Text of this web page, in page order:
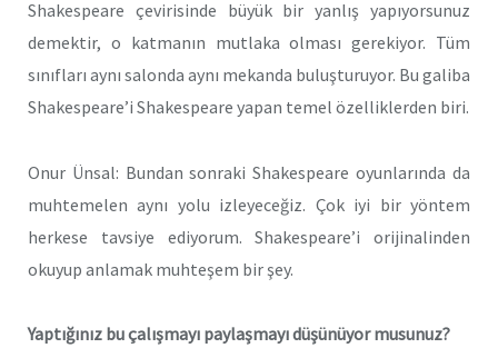
Shakespeare çevirisinde büyük bir yanlış yapıyorsunuz
demektir, o katmanın mutlaka olması gerekiyor. Tüm
sınıfları aynı salonda aynı mekanda buluşturuyor. Bu galiba
Shakespeare’i Shakespeare yapan temel özelliklerden biri.
Onur Ünsal: Bundan sonraki Shakespeare oyunlarında da
muhtemelen aynı yolu izleyeceğiz. Çok iyi bir yöntem
herkese tavsiye ediyorum. Shakespeare’i orijinalinden
okuyup anlamak muhteşem bir şey.
Yaptığınız bu çalışmayı paylaşmayı düşünüyor musunuz?